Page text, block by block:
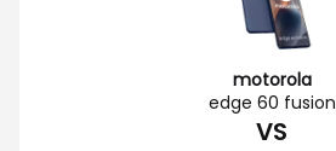
motorola
edge 60 fusion
VS